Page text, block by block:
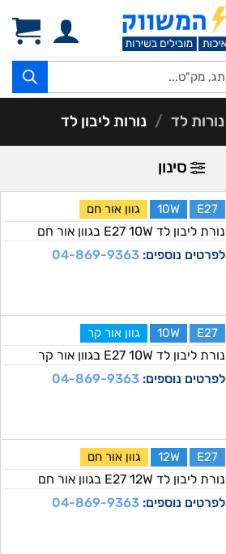
נורות לד / נורות ליבון לד
סינון
E27
10W גוון אור חם
נורת ליבון לד E27 10W בגוון אור חם
לפרטים נוספים:04-869-9363
E27
10W גוון אור קר
נורת ליבון לד E27 10W בגוון אור קר
לפרטים נוספים:04-869-9363
E27
12W גוון אור חם
נורת ליבון לד E27 12W בגוון אור חם
לפרטים נוספים:04-869-9363